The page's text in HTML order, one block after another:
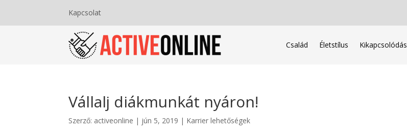
Kapcsolat
Család Életstílus Kikapcsolódás
Vállalj diákmunkát nyáron!
Szerző: activeonline | jún 5, 2019 | Karrier lehetőségek